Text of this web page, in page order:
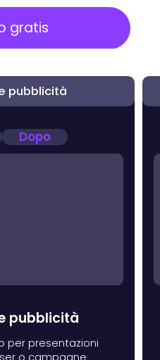
gratis
pubblicità
per presentazioni
o campagne
Dopo
pubblicità